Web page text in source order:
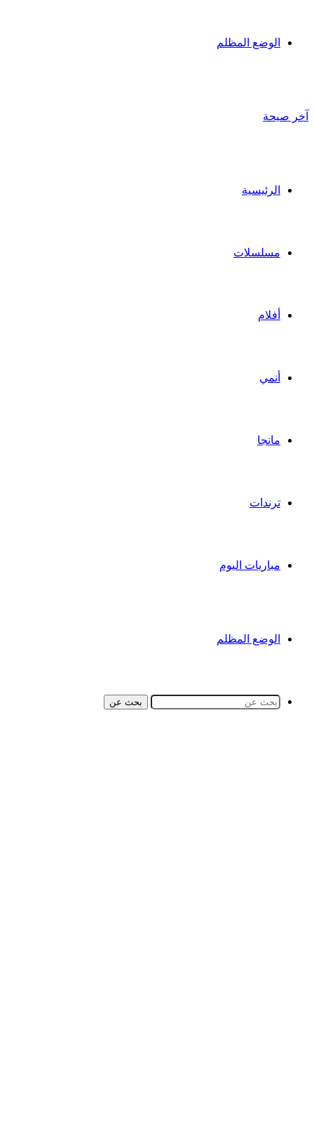
الوضع المظلم
آخر صيحة
الرئيسية
مسلسلات
أفلام
أنمي
مانجا
ترندات
مباريات اليوم
الوضع المظلم
بحث عن